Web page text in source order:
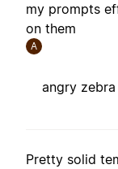
my prompts
on them
A
angry zebra
Pretty solid